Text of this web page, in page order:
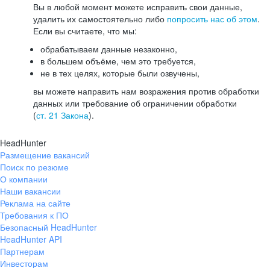
Вы в любой момент можете исправить свои данные,
удалить их самостоятельно либо попросить нас об этом.
Если вы считаете, что мы:
обрабатываем данные незаконно,
в большем объёме, чем это требуется,
не в тех целях, которые были озвучены,
вы можете направить нам возражения против обработки
данных или требование об ограничении обработки
(ст. 21 Закона).
HeadHunter
Размещение вакансий
Поиск по резюме
О компании
Наши вакансии
Реклама на сайте
Требования к ПО
Безопасный HeadHunter
HeadHunter API
Партнерам
Инвесторам